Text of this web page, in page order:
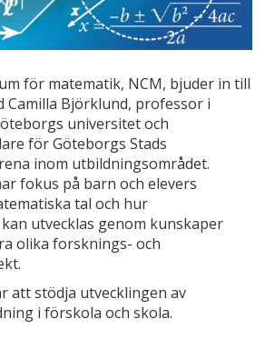
för matematik, NCM, bjuder in till
Camilla Björklund, professor i
universitet och
för Göteborgs Stads
inom utbildningsområdet.
fokus på barn och elevers
tal och hur
utvecklas genom kunskaper
olika forsknings- och
att stödja utvecklingen av
i förskola och skola.